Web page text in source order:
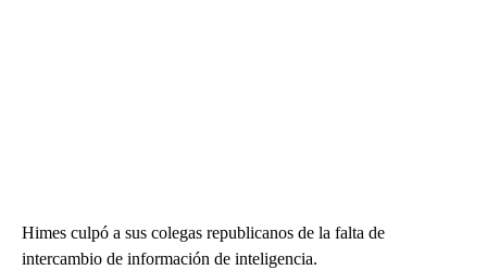
Himes culpó a sus colegas republicanos de la falta de
intercambio de información de inteligencia.